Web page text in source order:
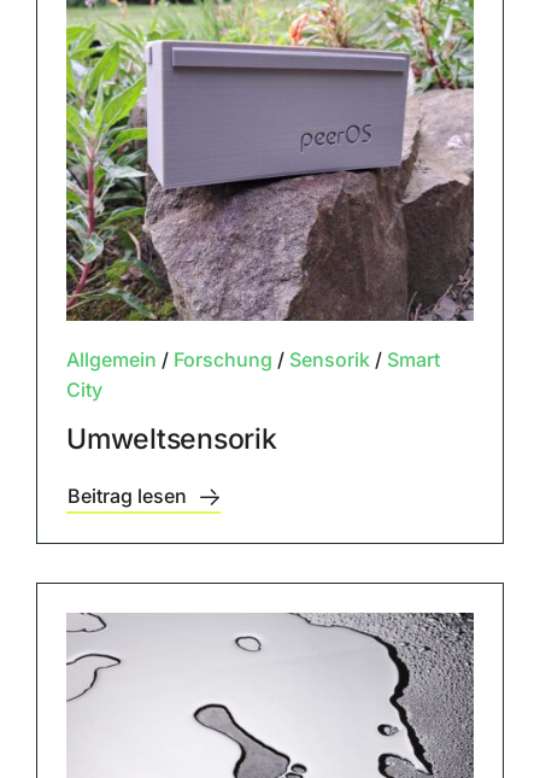
Allgemein / Forschung / Sensorik/ Smart
City
Umweltsensorik
Beitrag lesen